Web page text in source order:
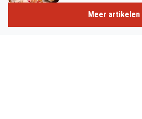
Meer artikelen